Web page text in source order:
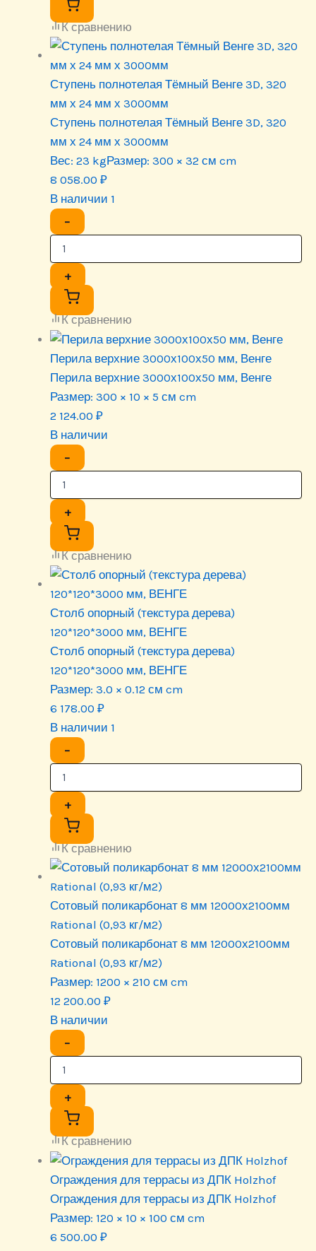
К сравнению
Ступень полнотелая Тёмный Венге 3D, 320
мм х 24 мм х 3000мм
Ступень полнотелая Тёмный Венге 3D, 320
мм х 24 мм х 3000мм
Вес: 23 kgРазмер: 300 × 32 см cm
8 058.00 ₽
В наличии 1
−
+
К сравнению
Перила верхние 3000х100х50 мм, Венге
Перила верхние 3000х100х50 мм, Венге
Размер: 300 × 10 × 5 см cm
2 124.00 ₽
В наличии
−
+
К сравнению
Столб опорный (текстура дерева)
120*120*3000 мм, ВЕНГЕ
Столб опорный (текстура дерева)
120*120*3000 мм, ВЕНГЕ
Размер: 3.0 × 0.12 см cm
6 178.00 ₽
В наличии 1
−
+
К сравнению
Сотовый поликарбонат 8 мм 12000х2100мм
Rational (0,93 кг/м2)
Сотовый поликарбонат 8 мм 12000х2100мм
Rational (0,93 кг/м2)
Размер: 1200 × 210 см cm
12 200.00 ₽
В наличии
−
+
К сравнению
Ограждения для террасы из ДПК Holzhof
Ограждения для террасы из ДПК Holzhof
Размер: 120 × 10 × 100 см cm
6 500.00 ₽